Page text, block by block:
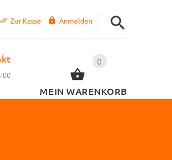
Zur Kasse Anmelden
0
MEIN WARENKORB